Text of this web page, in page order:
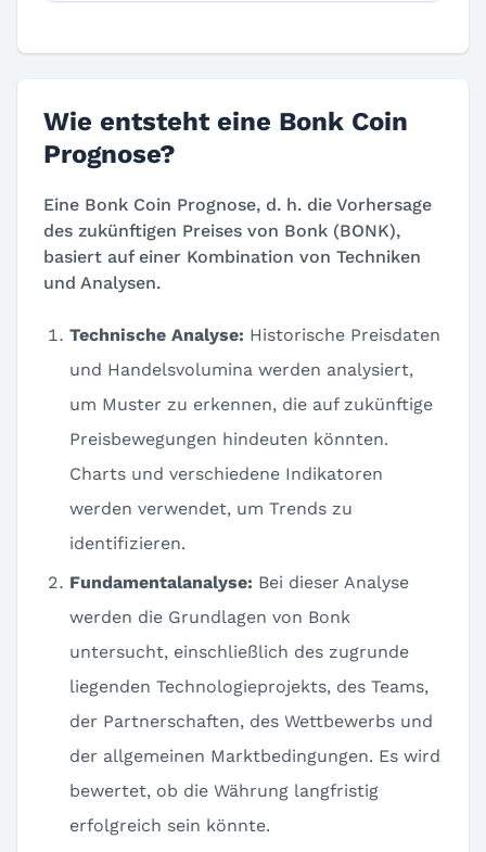
Wie entsteht eine Bonk Coin
Prognose?
Eine Bonk Coin Prognose, d. h. die Vorhersage
des zukünftigen Preises von Bonk (BONK),
basiert auf einer Kombination von Techniken
und Analysen.
Technische Analyse: Historische Preisdaten
und Handelsvolumina werden analysiert,
um Muster zu erkennen, die auf zukünftige
Preisbewegungen hindeuten könnten.
Charts und verschiedene Indikatoren
werden verwendet, um Trends zu
identifizieren.
Fundamentalanalyse: Bei dieser Analyse
werden die Grundlagen von Bonk
untersucht, einschließlich des zugrunde
liegenden Technologieprojekts, des Teams,
der Partnerschaften, des Wettbewerbs und
der allgemeinen Marktbedingungen. Es wird
bewertet, ob die Währung langfristig
erfolgreich sein könnte.